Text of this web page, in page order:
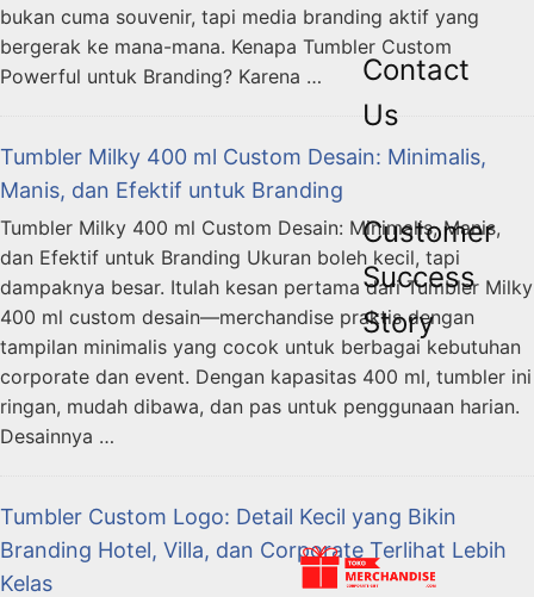
Contact
Us
Customer
Success
Story
bukan cuma souvenir, tapi media branding aktif yang
bergerak ke mana-mana. Kenapa Tumbler Custom
Powerful untuk Branding? Karena …
Tumbler Milky 400 ml Custom Desain: Minimalis,
Manis, dan Efektif untuk Branding
Tumbler Milky 400 ml Custom Desain: Minimalis, Manis,
dan Efektif untuk Branding Ukuran boleh kecil, tapi
dampaknya besar. Itulah kesan pertama dari Tumbler Milky
400 ml custom desain—merchandise praktis dengan
tampilan minimalis yang cocok untuk berbagai kebutuhan
corporate dan event. Dengan kapasitas 400 ml, tumbler ini
ringan, mudah dibawa, dan pas untuk penggunaan harian.
Desainnya …
Tumbler Custom Logo: Detail Kecil yang Bikin
Branding Hotel, Villa, dan Corporate Terlihat Lebih
Kelas